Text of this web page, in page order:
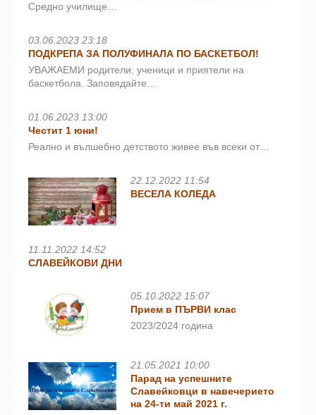
Средно училище…
03.06.2023 23:18
ПОДКРЕПА ЗА ПОЛУФИНАЛА ПО БАСКЕТБОЛ!
УВАЖАЕМИ родители, ученици и приятели на
баскетбола. Заповядайте…
01.06.2023 13:00
Честит 1 юни!
Реално и вълшебно детството живее във всеки от…
22.12.2022 11:54
ВЕСЕЛА КОЛЕДА
11.11.2022 14:52
СЛАВЕЙКОВИ ДНИ
05.10.2022 15:07
Прием в ПЪРВИ клас
2023/2024 година
21.05.2021 10:00
Парад на успешните
Славейковци в навечерието
на 24-ти май 2021 г.